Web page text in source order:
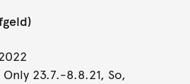
23.7.-8.8.21, So,